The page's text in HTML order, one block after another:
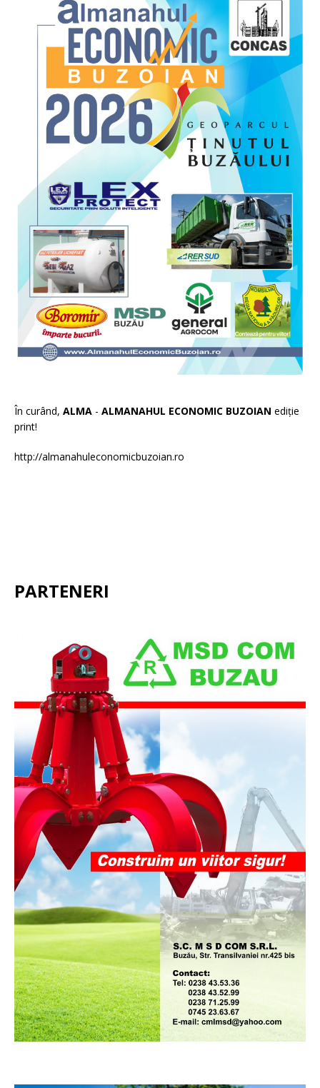
În curând, ALMA - ALMANAHUL ECONOMIC BUZOIAN ediție
print!
http://almanahuleconomicbuzoian.ro
PARTENERI